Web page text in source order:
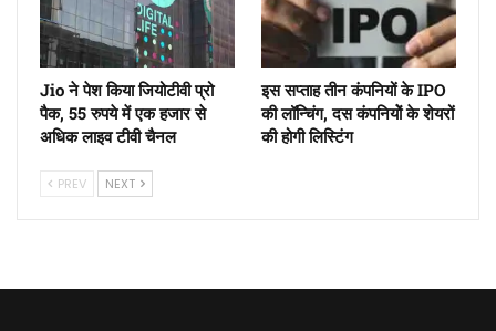
Jio ने पेश किया जियोटीवी प्रो
पैक, 55 रुपये में एक हजार से
अधिक लाइव टीवी चैनल
इस सप्ताह तीन कंपनियों के IPO
की लॉन्चिंग, दस कंपनियोें के शेयरों
की होगी लिस्टिंग
PREV NEXT